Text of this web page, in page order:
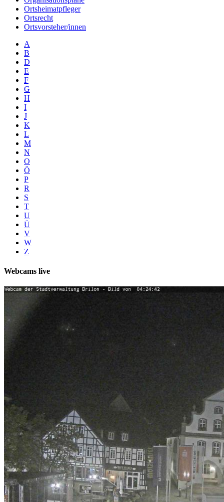
Ortsheimatpfleger
Ortsrecht
Ortsvorsteher/innen
A
B
D
E
F
G
H
I
J
K
L
M
N
O
Ö
P
R
S
T
U
Ü
V
W
Z
Webcams live